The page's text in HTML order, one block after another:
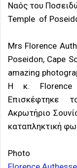
Ναός του
Temple of
Mrs Florence
Poseidon, Cape
amazing
Η κ. Florence
Επισκέφτηκε
Ακρωτήριο
καταπληκτική
Photo